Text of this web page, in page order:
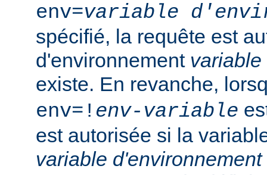
env=variable
spécifié, la requête est
d'environnement
existe. En revanche,
env=! env-variable
est autorisée si la
variable d'environnement